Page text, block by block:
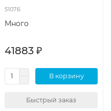
51076
Много
41883 ₽
В корзину
Быстрый заказ